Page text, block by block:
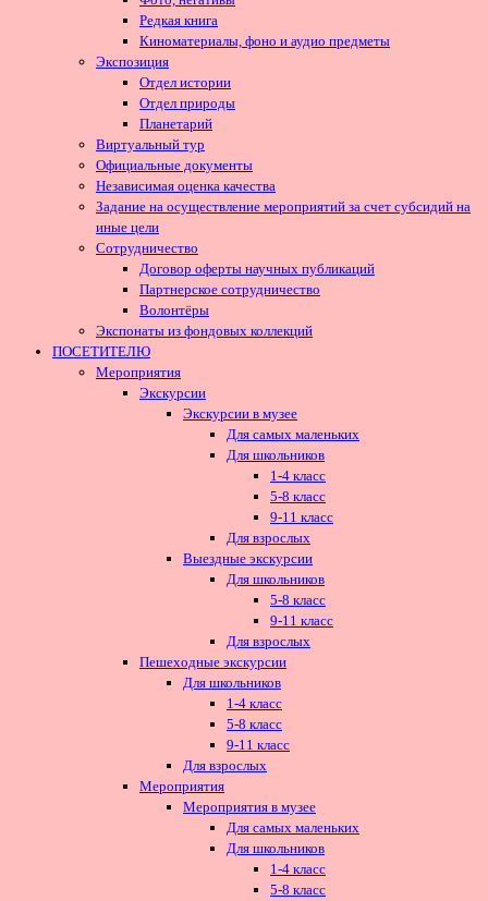
Редкая книга
Киноматериалы, фоно и аудио предметы
Экспозиция
Отдел истории
Отдел природы
Планетарий
Виртуальный тур
Официальные документы
Независимая оценка качества
Задание на осуществление мероприятий за счет субсидий на
иные цели
Сотрудничество
Договор оферты научных публикаций
Партнерское сотрудничество
Волонтёры
Экспонаты из фондовых коллекций
ПОСЕТИТЕЛЮ
Мероприятия
Экскурсии
Экскурсии в музее
Для самых маленьких
Для школьников
1-4 класс
5-8 класс
9-11 класс
Для взрослых
Выездные экскурсии
Для школьников
5-8 класс
9-11 класс
Для взрослых
Пешеходные экскурсии
Для школьников
1-4 класс
5-8 класс
9-11 класс
Для взрослых
Мероприятия
Мероприятия в музее
Для самых маленьких
Для школьников
1-4 класс
5-8 класс